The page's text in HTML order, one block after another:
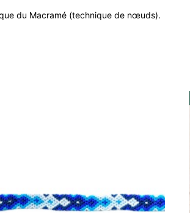
du Macramé (technique de nœuds).